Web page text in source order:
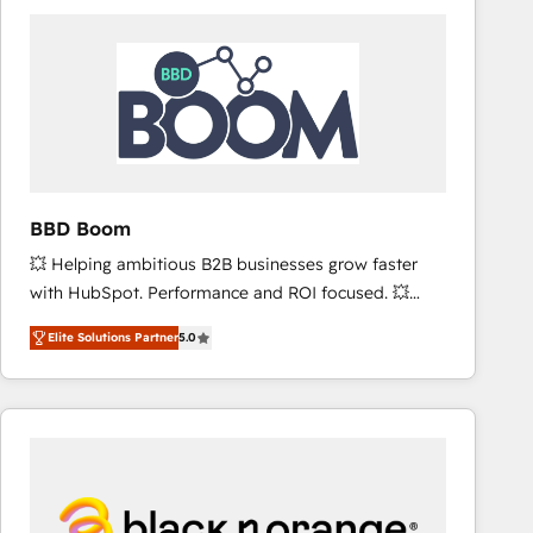
worldwide, and with over 15 years in the ecosystem,
Huble has built a track record that speaks for itself.
One company, one operating model, delivering
across offices and consulting teams in the UK, USA,
Canada, Germany, France, Belgium, Singapore, and
international offices and 175+ employees.
BBD Boom
💥 Helping ambitious B2B businesses grow faster
with HubSpot. Performance and ROI focused. 💥
BBD Boom is the HubSpot partner that can help you
to HubSpot Better. We work with your teams to
solve all your HubSpot challenges and improve user
adoption, sales process and marketing results.
HubSpot set-up for better results 🌐 Website design
and build using HubSpot 🔌 Integrating HubSpot
Elite Solutions Partner5.0